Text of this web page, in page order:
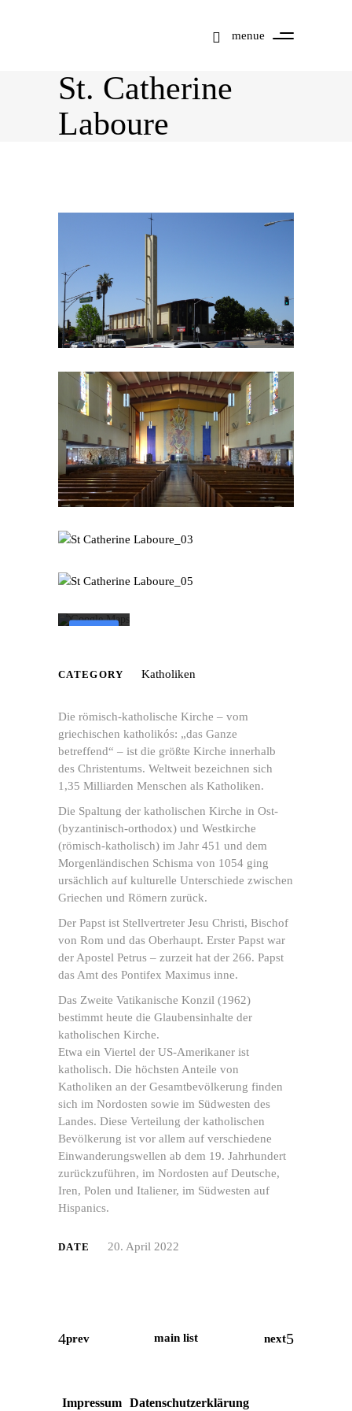
menue
St. Catherine
Laboure
Mit dem Laden der
Datenschutzerklärung
Google
CATEGORY Katholiken
Die römisch-katholische Kirche – vom
griechischen katholikós: „das Ganze
betreffend“ – ist die größte Kirche innerhalb
des Christentums. Weltweit bezeichnen sich
1,35 Milliarden Menschen als Katholiken.
Die Spaltung der katholischen Kirche in Ost-
(byzantinisch-orthodox) und Westkirche
(römisch-katholisch) im Jahr 451 und dem
Morgenländischen Schisma von 1054 ging
ursächlich auf kulturelle Unterschiede zwischen
Griechen und Römern zurück.
Der Papst ist Stellvertreter Jesu Christi, Bischof
von Rom und das Oberhaupt. Erster Papst war
der Apostel Petrus – zurzeit hat der 266. Papst
das Amt des Pontifex Maximus inne.
Das Zweite Vatikanische Konzil (1962)
bestimmt heute die Glaubensinhalte der
katholischen Kirche.
Etwa ein Viertel der US-Amerikaner ist
katholisch. Die höchsten Anteile von
Katholiken an der Gesamtbevölkerung finden
sich im Nordosten sowie im Südwesten des
Landes. Diese Verteilung der katholischen
Bevölkerung ist vor allem auf verschiedene
Einwanderungswellen ab dem 19. Jahrhundert
zurückzuführen, im Nordosten auf Deutsche,
Iren, Polen und Italiener, im Südwesten auf
Hispanics.
DATE 20. April 2022
prev main list next
Impressum Datenschutzerklärung
der
Datenschutzerklärung